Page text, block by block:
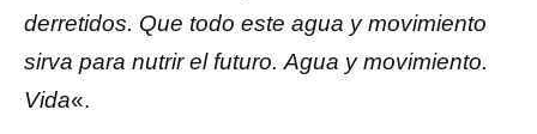
derretidos. Que todo este agua y movimiento
sirva para nutrir el futuro. Agua y movimiento.
Vida«.